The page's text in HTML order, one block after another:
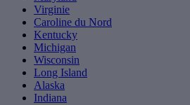
Virginie
Caroline du Nord
Kentucky
Michigan
Wisconsin
Long Island
Alaska
Indiana